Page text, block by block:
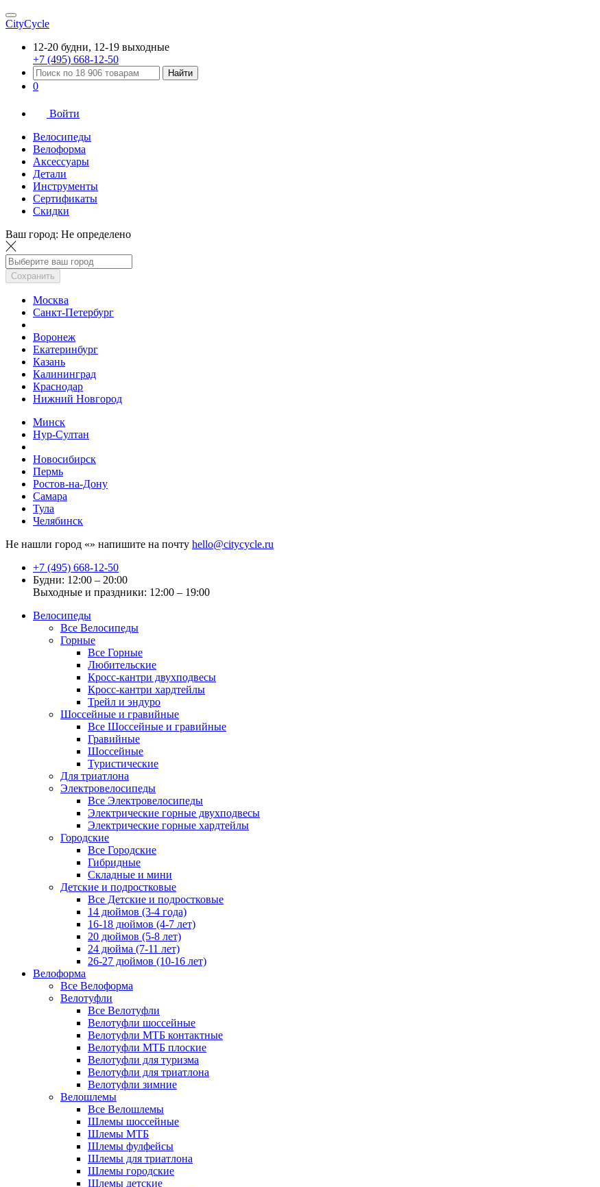
CityCycle
12-20 будни, 12-19 выходные
+7 (495) 668-12-50
Найти
0
Войти
Велосипеды
Велоформа
Аксессуары
Детали
Инструменты
Сертификаты
Скидки
Ваш город: Не определено
Сохранить
Москва
Санкт-Петербург
Воронеж
Екатеринбург
Казань
Калининград
Краснодар
Нижний Новгород
Минск
Нур-Султан
Новосибирск
Пермь
Ростов-на-Дону
Самара
Тула
Челябинск
Не нашли город «» напишите на почту hello@citycycle.ru
+7 (495) 668-12-50
Будни: 12:00 – 20:00
Выходные и праздники: 12:00 – 19:00
Велосипеды
Все Велосипеды
Горные
Все Горные
Любительские
Кросс-кантри двухподвесы
Кросс-кантри хардтейлы
Трейл и эндуро
Шоссейные и гравийные
Все Шоссейные и гравийные
Гравийные
Шоссейные
Туристические
Для триатлона
Электровелосипеды
Все Электровелосипеды
Электрические горные двухподвесы
Электрические горные хардтейлы
Городские
Все Городские
Гибридные
Складные и мини
Детские и подростковые
Все Детские и подростковые
14 дюймов (3-4 года)
16-18 дюймов (4-7 лет)
20 дюймов (5-8 лет)
24 дюйма (7-11 лет)
26-27 дюймов (10-16 лет)
Велоформа
Все Велоформа
Велотуфли
Все Велотуфли
Велотуфли шоссейные
Велотуфли МТБ контактные
Велотуфли МТБ плоские
Велотуфли для туризма
Велотуфли для триатлона
Велотуфли зимние
Велошлемы
Все Велошлемы
Шлемы шоссейные
Шлемы МТБ
Шлемы фулфейсы
Шлемы для триатлона
Шлемы городские
Шлемы детские